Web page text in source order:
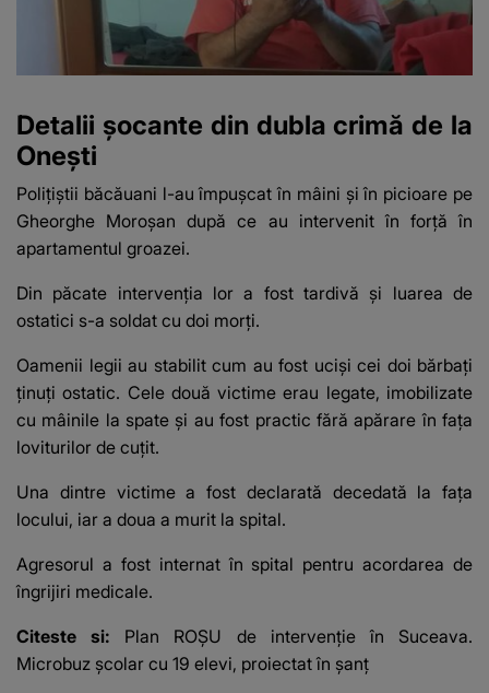
Detalii șocante din dubla crimă de la
Onești
Polițiștii băcăuani l-au împușcat în mâini și în picioare pe
Gheorghe Moroșan după ce au intervenit în forță în
apartamentul groazei.
Din păcate intervenția lor a fost tardivă și luarea de
ostatici s-a soldat cu doi morți.
Oamenii legii au stabilit cum au fost uciși cei doi bărbați
ținuți ostatic. Cele două victime erau legate, imobilizate
cu mâinile la spate și au fost practic fără apărare în fața
loviturilor de cuțit.
Una dintre victime a fost declarată decedată la faţa
locului, iar a doua a murit la spital.
Agresorul a fost internat în spital pentru acordarea de
îngrijiri medicale.
Citeste si: Plan ROȘU de intervenție în Suceava.
Microbuz școlar cu 19 elevi, proiectat în șanț